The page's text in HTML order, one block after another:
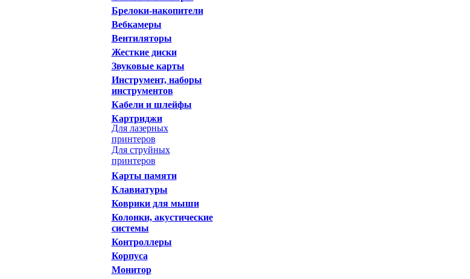
Брелоки-накопители
Вебкамеры
Вентиляторы
Жесткие диски
Звуковые карты
Инструмент, наборы
инструментов
Кабели и шлейфы
Картриджи
Для лазерных
принтеров
Для струйных
принтеров
Карты памяти
Клавиатуры
Коврики для мыши
Колонки, акустические
системы
Контроллеры
Корпуса
Монитор